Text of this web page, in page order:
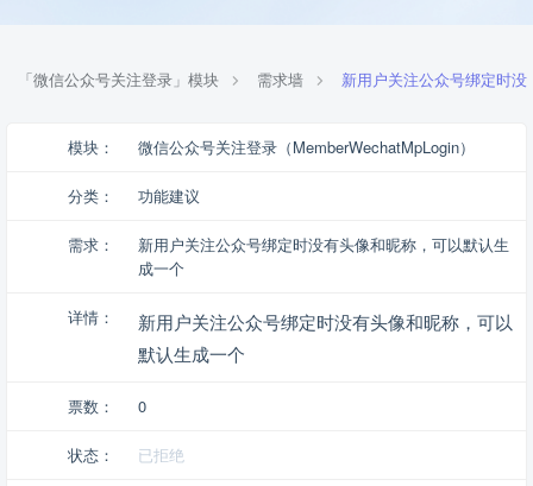
「微信公众号关注登录」模块 需求墙 新用户关注公众号绑定时
模块： 微信公众号关注登录（MemberWechatMpLogin）
分类： 功能建议
需求：
新用户关注公众号绑定时没有头像和昵称，可以默认生
成一个
详情：
新用户关注公众号绑定时没有头像和昵称，可以
默认生成一个
票数： 0
状态： 已拒绝